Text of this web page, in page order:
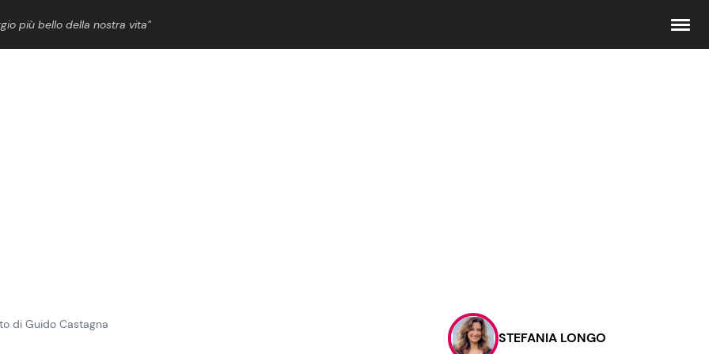
più bello della nostra vita”
Contattaci
Pubblicità
di Guido Castagna
STEFANIA LONGO